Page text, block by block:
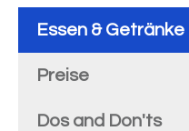
Essen & Getränke
Preise
Dos and Don'ts